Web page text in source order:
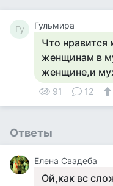
Гу Гульмира
Что
женщинам в
женщине,и
91 12
Ответы
Елена Свадеба
Ой,как вс